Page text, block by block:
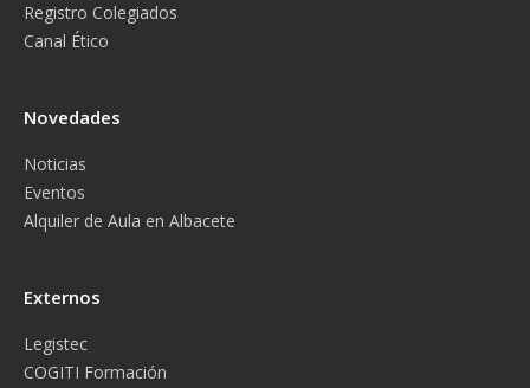
Registro Colegiados
Canal Ético
Novedades
Noticias
Eventos
Alquiler de Aula en Albacete
Externos
Legistec
COGITI Formación